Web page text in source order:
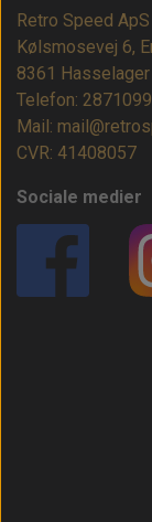
Retro Speed ApS
Kølsmosevej 6,
8361 Hasselager
Telefon:
Mail:
CVR: 41408057
Sociale medier